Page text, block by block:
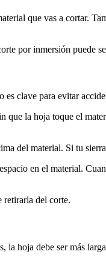
que vas a cortar.
por inmersión puede
es clave para evitar
que la hoja toque el
del material. Si tu
en el material.
retirarla del corte.
hoja debe ser más